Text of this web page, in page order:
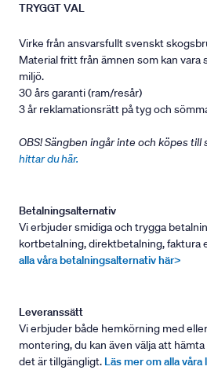
TRYGGT VAL
Virke från ansvarsfullt svenskt
Material fritt från ämnen som kan vara
miljö.
30 års garanti (ram/resår)
3 år reklamationsrätt på tyg och
OBS! Sängben ingår inte och köpes till
hittar du här.
Betalningsalternativ
Vi erbjuder smidiga och trygga
kortbetalning, direktbetalning, faktura
alla våra betalningsalternativ här>
Leveranssätt
Vi erbjuder både hemkörning med
montering, du kan även välja att
det är tillgängligt. Läs mer om alla